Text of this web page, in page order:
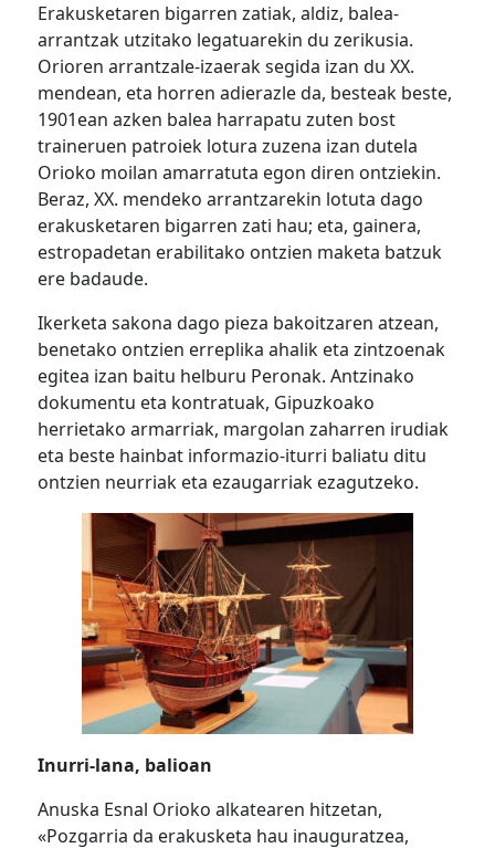
Erakusketaren bigarren zatiak, aldiz, balea-
arrantzak utzitako legatuarekin du zerikusia.
Orioren arrantzale-izaerak segida izan du XX.
mendean, eta horren adierazle da, besteak beste,
1901ean azken balea harrapatu zuten bost
traineruen patroiek lotura zuzena izan dutela
Orioko moilan amarratuta egon diren ontziekin.
Beraz, XX. mendeko arrantzarekin lotuta dago
erakusketaren bigarren zati hau; eta, gainera,
estropadetan erabilitako ontzien maketa batzuk
ere badaude.
Ikerketa sakona dago pieza bakoitzaren atzean,
benetako ontzien erreplika ahalik eta zintzoenak
egitea izan baitu helburu Peronak. Antzinako
dokumentu eta kontratuak, Gipuzkoako
herrietako armarriak, margolan zaharren irudiak
eta beste hainbat informazio-iturri baliatu ditu
ontzien neurriak eta ezaugarriak ezagutzeko.
Inurri-lana, balioan
Anuska Esnal Orioko alkatearen hitzetan,
«Pozgarria da erakusketa hau inauguratzea,